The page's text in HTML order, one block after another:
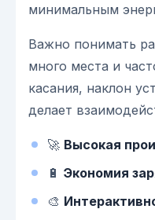
минимальным
Важно понимать
много места и
касания, наклон
делает
🚀 Высокая
🔋 Экономия
🎨